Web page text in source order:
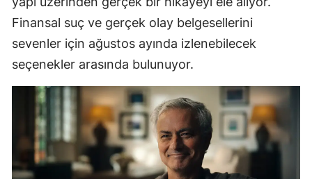
Finansal suç ve gerçek olay belgesellerini
sevenler için ağustos ayında izlenebilecek
seçenekler arasında bulunuyor.